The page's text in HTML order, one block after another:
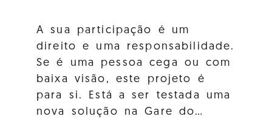
A sua participação é um
direito e uma responsabilidade.
Se é uma pessoa cega ou com
baixa visão, este projeto é
para si. Está a ser testada uma
nova solução na Gare do…